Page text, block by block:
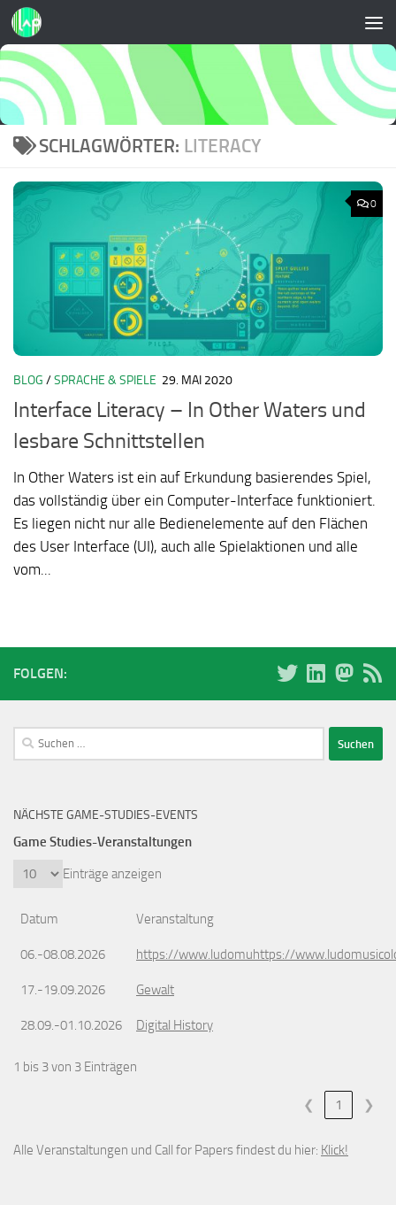
Zum Inhalt springen
SCHLAGWÖRTER: LITERACY
0
BLOG /SPRACHE & SPIELE 29. MAI 2020
Interface Literacy – In Other Waters und
lesbare Schnittstellen
In Other Waters ist ein auf Erkundung basierendes Spiel,
das vollständig über ein Computer-Interface funktioniert.
Es liegen nicht nur alle Bedienelemente auf den Flächen
des User Interface (UI), auch alle Spielaktionen und alle
vom...
FOLGEN:
Suchen
nach:
NÄCHSTE GAME-STUDIES-EVENTS
Game Studies-Veranstaltungen
Einträge anzeigen
Datum Veranstaltung
06.-08.08.2026 https://www.ludomuhttps://
17.-19.09.2026 Gewalt
28.09.-01.10.2026 Digital History
1 bis 3 von 3 Einträgen
❮ 1 ❯
Alle Veranstaltungen und Call for Papers findest du hier: Klick!